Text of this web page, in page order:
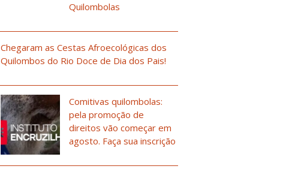
Quilombolas
Chegaram as Cestas Afroecológicas dos
Quilombos do Rio Doce de Dia dos Pais!
Comitivas quilombolas:
pela promoção de
direitos vão começar em
agosto. Faça sua inscrição